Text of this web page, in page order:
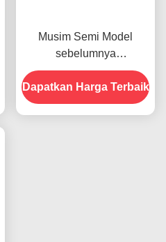
Musim Semi Model
sebelumnya
menampilkan Ketahanan
Terhadap Kelembaban
dan Kekuatan Kupas
Dapatkan Harga Terbaik